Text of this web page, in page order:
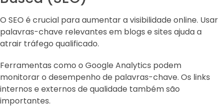
O SEO é crucial para aumentar a visibilidade online. Usar
palavras-chave relevantes em blogs e sites ajuda a
atrair tráfego qualificado.
Ferramentas como o Google Analytics podem
monitorar o desempenho de palavras-chave. Os links
internos e externos de qualidade também são
importantes.